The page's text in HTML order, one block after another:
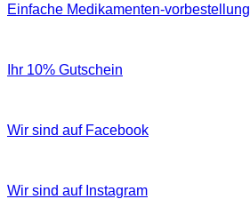
Einfache Medikamenten-vorbestellung
Ihr 10% Gutschein
Wir sind auf Facebook
Wir sind auf Instagram